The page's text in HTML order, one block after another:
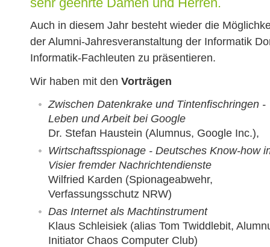
Auch in diesem Jahr besteht wieder die
der Alumni-Jahresveranstaltung der Informatik
Informatik-Fachleuten zu präsentieren.
Wir haben mit den Vorträgen
Zwischen Datenkrake und Tintenfischringen -
Leben und Arbeit bei Google
Dr. Stefan Haustein (Alumnus, Google Inc.),
Wirtschaftsspionage - Deutsches Know-how
Visier fremder Nachrichtendienste
Wilfried Karden (Spionageabwehr,
Verfassungsschutz NRW)
Das Internet als Machtinstrument
Klaus Schleisiek (alias Tom Twiddlebit,
Initiator Chaos Computer Club)